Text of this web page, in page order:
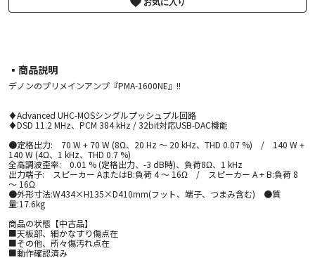
▪︎商品説明
デノンのプリメインアンプ『PMA-1600NE』!!
♦Advanced UHC-MOSシングルプッシュプル回路
♦DSD 11.2 MHz、PCM 384 kHz / 32bit対応USB-DAC機能
●定格出力: 70 W + 70 W (8Ω、20 Hz ～ 20 kHz、THD 0.07 %) / 140 W +
140 W (4Ω、1 kHz、THD 0.7 %)
全高調波歪率: 0.01 % (定格出力、-3 dB時)、負荷8Ω、1 kHz
出力端子: スピーカー AまたはB:負荷 4 ～ 16Ω / スピーカー A + B:負荷 8
～ 16Ω
●外形寸法:W434×H135×D410mm(フット、端子、つまみ含む) ●質
量:17.6kg
商品の状態【中古品】
■天板部、細かなすり傷点在
■その他、所々傷汚れ点在
■動作確認済み